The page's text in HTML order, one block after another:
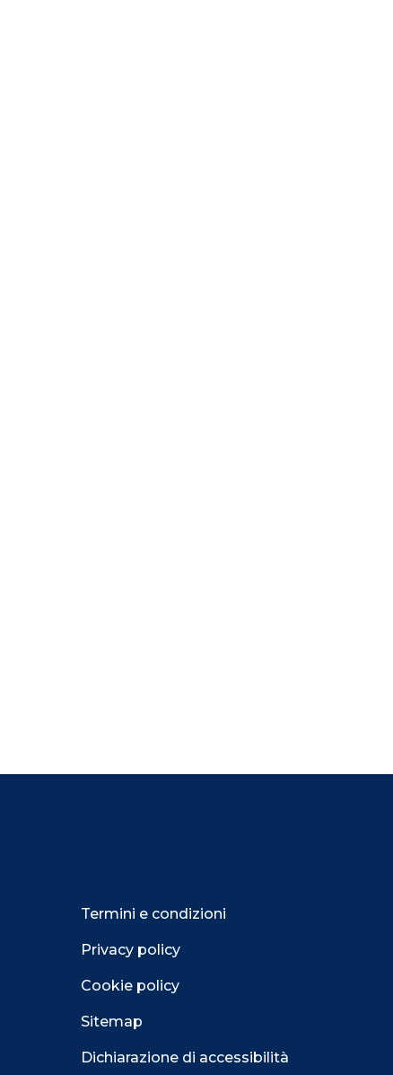
Termini e condizioni
Privacy policy
Cookie policy
Sitemap
Dichiarazione di accessibilità